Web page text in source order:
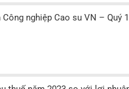
nghiệp Cao su VN – Quý